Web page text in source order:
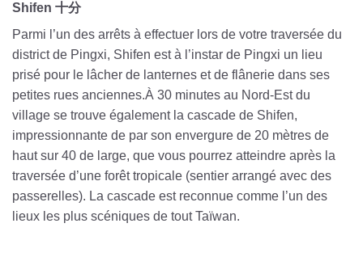
Shifen 十分
Parmi l’un des arrêts à effectuer lors de votre traversée du
district de Pingxi, Shifen est à l’instar de Pingxi un lieu
prisé pour le lâcher de lanternes et de flânerie dans ses
petites rues anciennes.À 30 minutes au Nord-Est du
village se trouve également la cascade de Shifen,
impressionnante de par son envergure de 20 mètres de
haut sur 40 de large, que vous pourrez atteindre après la
traversée d’une forêt tropicale (sentier arrangé avec des
passerelles). La cascade est reconnue comme l’un des
lieux les plus scéniques de tout Taïwan.